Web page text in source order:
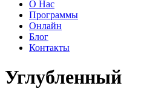
О Нас
Программы
Онлайн
Блог
Контакты
Углубленный